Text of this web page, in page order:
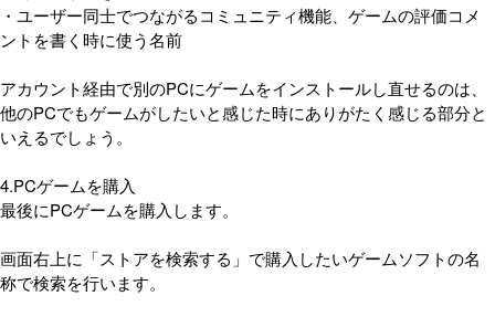
・ユーザー同士でつながるコミュニティ機能、ゲームの評価コメ
ントを書く時に使う名前
アカウント経由で別のPCにゲームをインストールし直せるのは、
他のPCでもゲームがしたいと感じた時にありがたく感じる部分と
いえるでしょう。
4.PCゲームを購入
最後にPCゲームを購入します。
画面右上に「ストアを検索する」で購入したいゲームソフトの名
称で検索を行います。